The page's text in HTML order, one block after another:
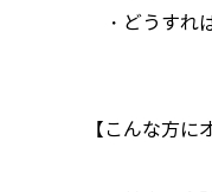
・どうすれ
【こんな方に